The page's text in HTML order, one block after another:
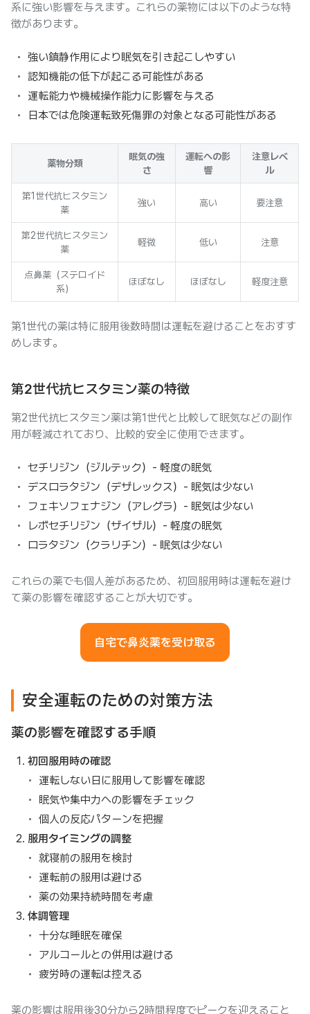
系に強い影響を与えます。これらの薬物には以下のような特
徴があります。
強い鎮静作用により眠気を引き起こしやすい
認知機能の低下が起こる可能性がある
運転能力や機械操作能力に影響を与える
日本では危険運転致死傷罪の対象となる可能性がある
薬物分類
眠気の強
さ
運転への影
響
注意レベ
ル
第1世代抗ヒスタミン
薬
強い 高い 要注意
第2世代抗ヒスタミン
薬
軽微 低い 注意
点鼻薬（ステロイド
系）
ほぼなし ほぼなし 軽度注意
第1世代の薬は特に服用後数時間は運転を避けることをおすす
めします。
第2世代抗ヒスタミン薬の特徴
第2世代抗ヒスタミン薬は第1世代と比較して眠気などの副作
用が軽減されており、比較的安全に使用できます。
セチリジン（ジルテック）- 軽度の眠気
デスロラタジン（デザレックス）- 眠気は少ない
フェキソフェナジン（アレグラ）- 眠気は少ない
レボセチリジン（ザイザル）- 軽度の眠気
ロラタジン（クラリチン）- 眠気は少ない
これらの薬でも個人差があるため、初回服用時は運転を避け
て薬の影響を確認することが大切です。
自宅で鼻炎薬を受け取る
安全運転のための対策方法
薬の影響を確認する手順
初回服用時の確認
運転しない日に服用して影響を確認
眠気や集中力への影響をチェック
個人の反応パターンを把握
服用タイミングの調整
就寝前の服用を検討
運転前の服用は避ける
薬の効果持続時間を考慮
体調管理
十分な睡眠を確保
アルコールとの併用は避ける
疲労時の運転は控える
薬の影響は服用後30分から2時間程度でピークを迎えること